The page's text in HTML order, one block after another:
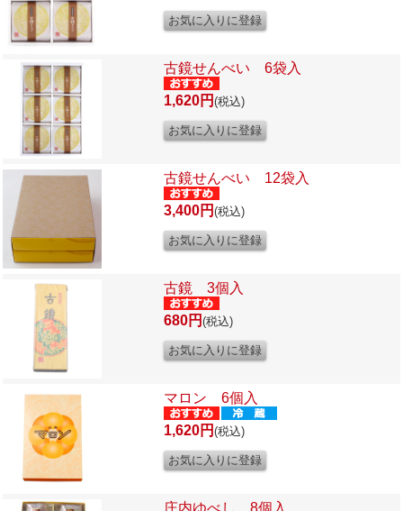
古鏡せんべい 6袋入
1,620円 (税込)
古鏡せんべい 12袋入
3,400円 (税込)
古鏡 3個入
680円 (税込)
マロン 6個入
1,620円 (税込)